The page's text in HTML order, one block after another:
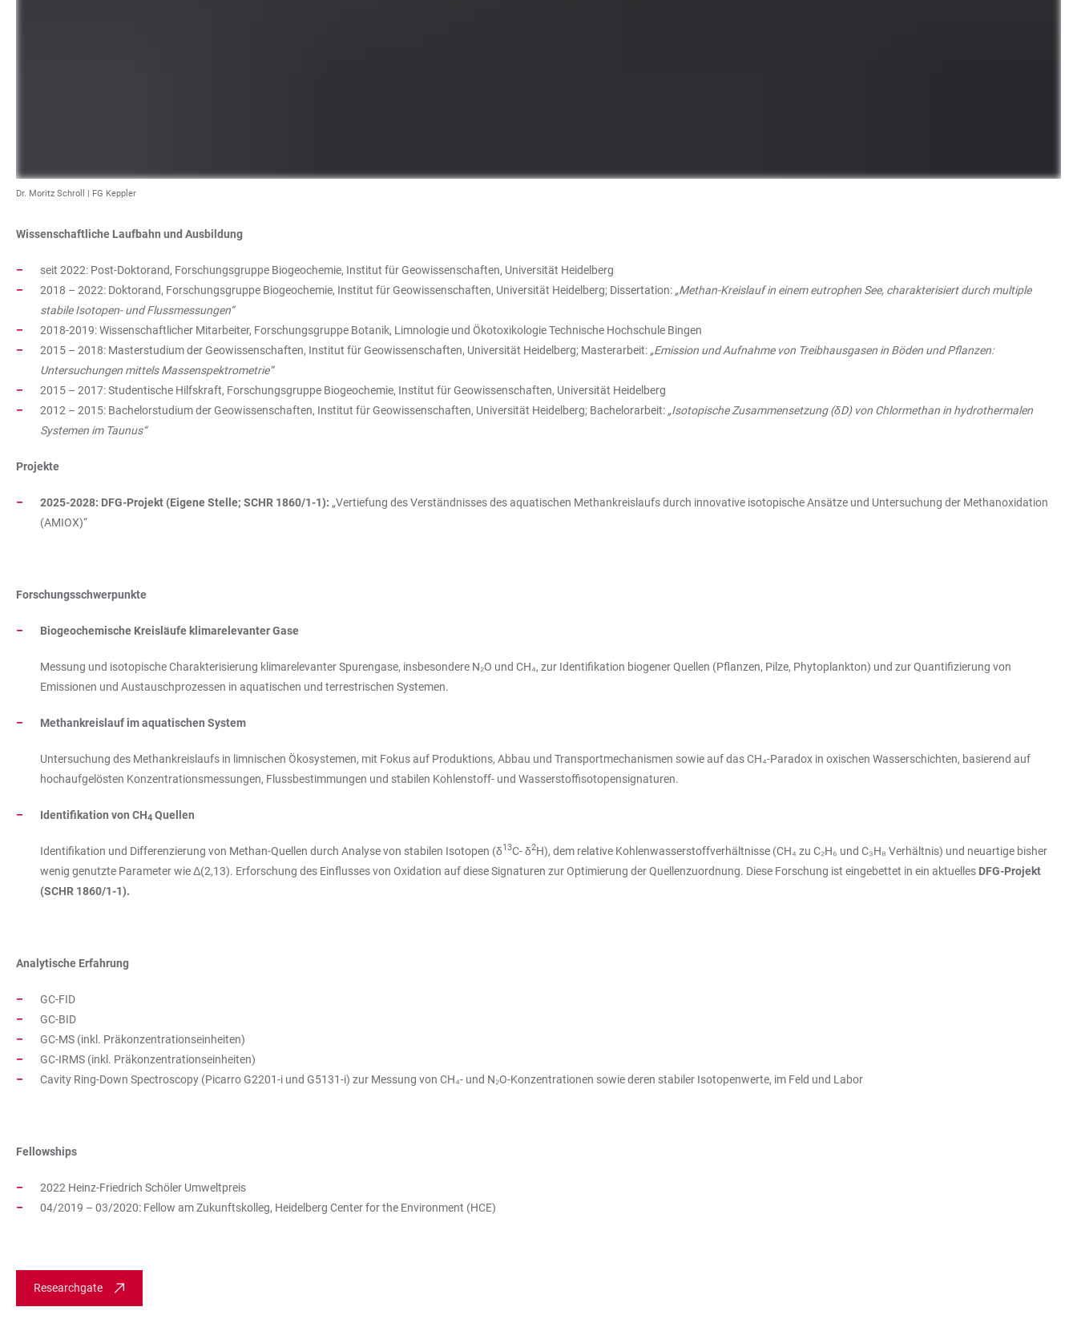
Dr. Moritz Schroll | FG Keppler
Wissenschaftliche Laufbahn und Ausbildung
seit 2022: Post-Doktorand, Forschungsgruppe Biogeochemie, Institut für Geowissenschaften, Universität Heidelberg
2018 – 2022: Doktorand, Forschungsgruppe Biogeochemie, Institut für Geowissenschaften, Universität Heidelberg; Dissertation: „Methan-Kreislauf in einem eutrophen See, charakterisiert durch multiple
stabile Isotopen- und Flussmessungen“
2018-2019: Wissenschaftlicher Mitarbeiter, Forschungsgruppe Botanik, Limnologie und Ökotoxikologie Technische Hochschule Bingen
2015 – 2018: Masterstudium der Geowissenschaften, Institut für Geowissenschaften, Universität Heidelberg; Masterarbeit: „Emission und Aufnahme von Treibhausgasen in Böden und Pflanzen:
Untersuchungen mittels Massenspektrometrie“
2015 – 2017: Studentische Hilfskraft, Forschungsgruppe Biogeochemie, Institut für Geowissenschaften, Universität Heidelberg
2012 – 2015: Bachelorstudium der Geowissenschaften, Institut für Geowissenschaften, Universität Heidelberg; Bachelorarbeit: „Isotopische Zusammensetzung (δD) von Chlormethan in hydrothermalen
Systemen im Taunus“
Projekte
2025-2028: DFG-Projekt (Eigene Stelle; SCHR 1860/1-1): „Vertiefung des Verständnisses des aquatischen Methankreislaufs durch innovative isotopische Ansätze und Untersuchung der Methanoxidation
(AMIOX)“
Forschungsschwerpunkte
Biogeochemische Kreisläufe klimarelevanter Gase
Messung und isotopische Charakterisierung klimarelevanter Spurengase, insbesondere N₂O und CH₄, zur Identifikation biogener Quellen (Pflanzen, Pilze, Phytoplankton) und zur Quantifizierung von
Emissionen und Austauschprozessen in aquatischen und terrestrischen Systemen.
Methankreislauf im aquatischen System
Untersuchung des Methankreislaufs in limnischen Ökosystemen, mit Fokus auf Produktions, Abbau und Transportmechanismen sowie auf das CH₄-Paradox in oxischen Wasserschichten, basierend auf
hochaufgelösten Konzentrationsmessungen, Flussbestimmungen und stabilen Kohlenstoff- und Wasserstoffisotopensignaturen.
Identifikation von CH4 Quellen
Identifikation und Differenzierung von Methan-Quellen durch Analyse von stabilen Isotopen (δ13C- δ2H), dem relative Kohlenwasserstoffverhältnisse (CH₄ zu C₂H₆ und C₃H₈ Verhältnis) und neuartige bisher
wenig genutzte Parameter wie Δ(2,13). Erforschung des Einflusses von Oxidation auf diese Signaturen zur Optimierung der Quellenzuordnung. Diese Forschung ist eingebettet in ein aktuelles DFG-Projekt
(SCHR 1860/1-1).
Analytische Erfahrung
GC-FID
GC-BID
GC-MS (inkl. Präkonzentrationseinheiten)
GC-IRMS (inkl. Präkonzentrationseinheiten)
Cavity Ring-Down Spectroscopy (Picarro G2201-i und G5131-i) zur Messung von CH₄- und N₂O-Konzentrationen sowie deren stabiler Isotopenwerte, im Feld und Labor
Fellowships
2022 Heinz-Friedrich Schöler Umweltpreis
04/2019 – 03/2020: Fellow am Zukunftskolleg, Heidelberg Center for the Environment (HCE)
Researchgate